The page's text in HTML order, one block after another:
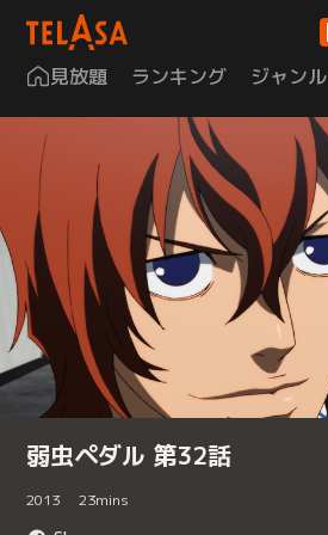
見放題 ランキング ジャンル
弱虫ペダル 第32話
2013 23mins